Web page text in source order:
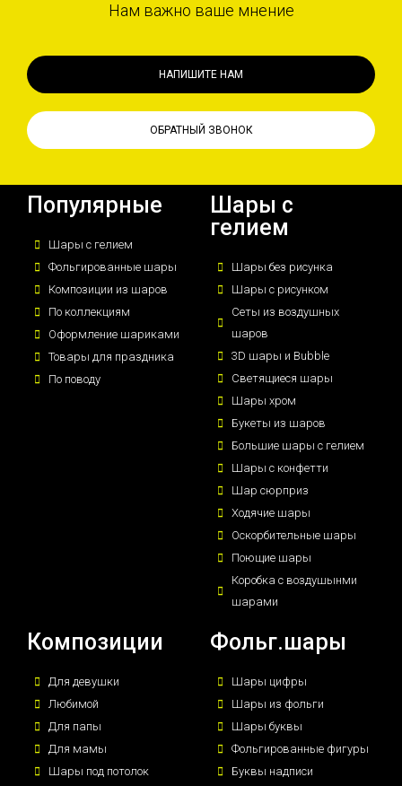
Нам важно ваше мнение
НАПИШИТЕ НАМ
ОБРАТНЫЙ ЗВОНОК
Популярные
Шары с гелием
Фольгированные шары
Композиции из шаров
По коллекциям
Оформление шариками
Товары для праздника
По поводу
Шары с
гелием
Шары без рисунка
Шары с рисунком
Сеты из воздушных
шаров
3D шары и Bubble
Светящиеся шары
Шары хром
Букеты из шаров
Большие шары с гелием
Шары с конфетти
Шар сюрприз
Ходячие шары
Оскорбительные шары
Поющие шары
Коробка с воздушынми
шарами
Композиции
Для девушки
Любимой
Для папы
Для мамы
Шары под потолок
Фольг.шары
Шары цифры
Шары из фольги
Шары буквы
Фольгированные фигуры
Буквы надписи